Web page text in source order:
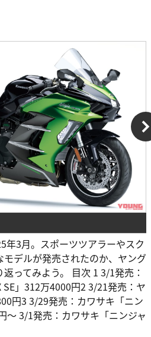
年3月。スポーツツアラーやスク
デルが発売されたのか、ヤング
ってみよう。 目次 1 3/1発売：
SE」312万4000円2 3/21発売：ヤ
円3 3/29発売：カワサキ「ニン
～ 3/1発売：カワサキ「ニンジャ